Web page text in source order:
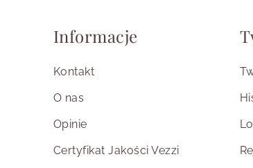
Informacje
Kontakt
O nas
Opinie
Certyfikat Jakości Vezzi